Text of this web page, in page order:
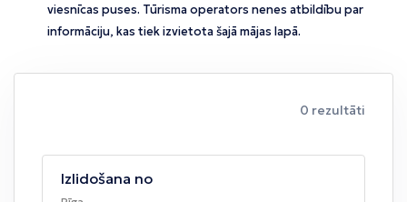
viesnīcas puses. Tūrisma operators nenes atbildību par
informāciju, kas tiek izvietota šajā mājas lapā.
0 rezultāti
Izlidošana no